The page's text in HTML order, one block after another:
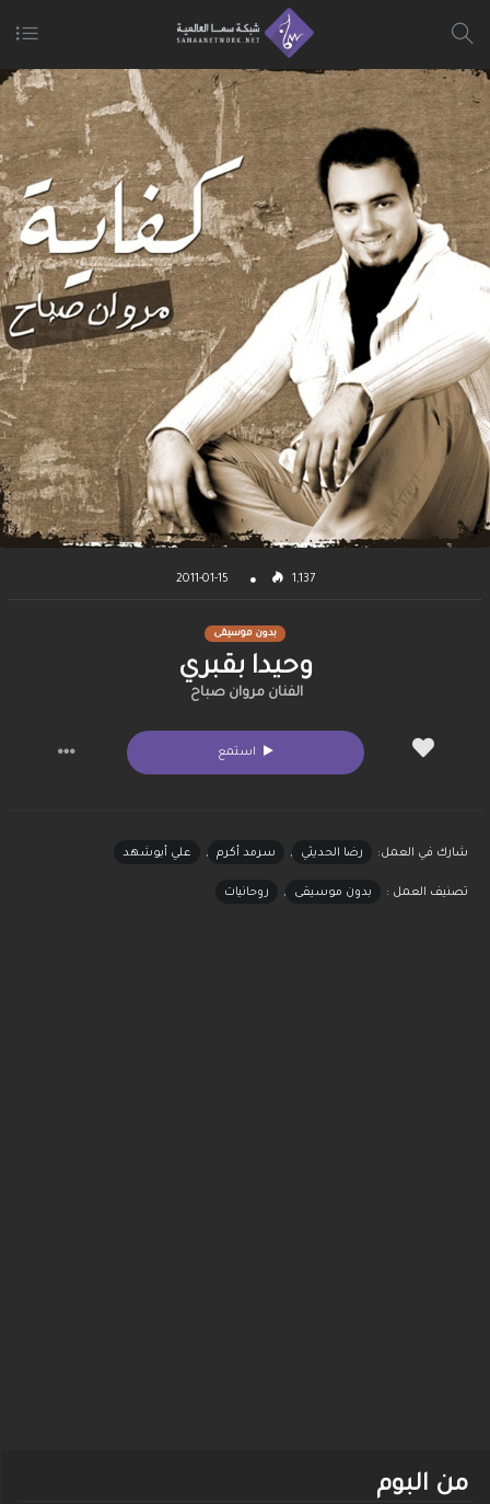
1,137
2011-01-15
بدون موسيقى
وحيدا بقبري
الفنان مروان صباح
استمع
شارك في العمل: رضا الحديثي , سرمد أكرم , علي أبوشهد
تصنيف العمل : بدون موسيقى , روحانيات
من البوم